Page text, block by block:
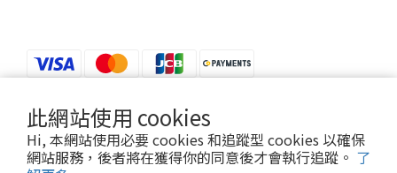
此網站使用 cookies
Hi, 本網站使用必要 cookies 和追蹤型 cookies 以確保
網站服務，後者將在獲得你的同意後才會執行追蹤。 了
$TWD 繁體中文